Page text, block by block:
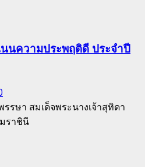
นนความประพฤติดี ประจำปี